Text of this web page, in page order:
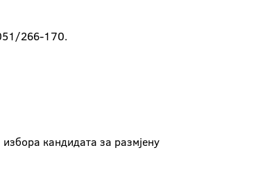
266-170.
кандидата за размјену